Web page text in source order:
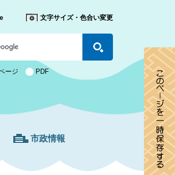
文字サイズ・色合い変更
ージ PDF
市政情報